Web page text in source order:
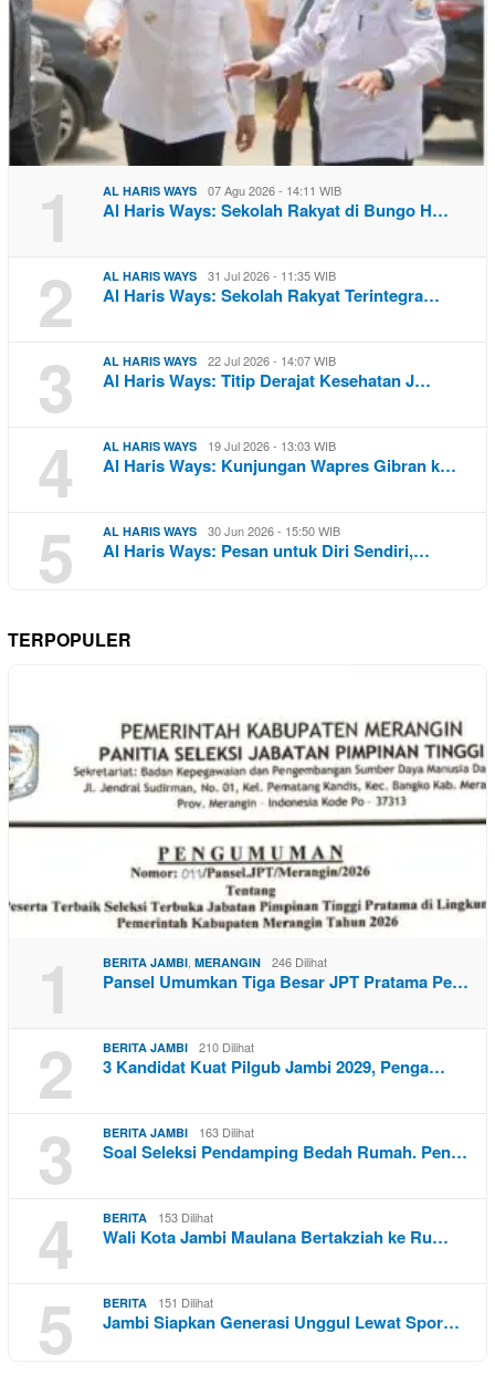
1 AL HARIS WAYS 07 Agu 2026 - 14:11 WIB
Al Haris Ways: Sekolah Rakyat di Bungo H…
2 AL HARIS WAYS 31 Jul 2026 - 11:35 WIB
Al Haris Ways: Sekolah Rakyat Terintegra…
3 AL HARIS WAYS 22 Jul 2026 - 14:07 WIB
Al Haris Ways: Titip Derajat Kesehatan J…
4 AL HARIS WAYS 19 Jul 2026 - 13:03 WIB
Al Haris Ways: Kunjungan Wapres Gibran k…
5 AL HARIS WAYS 30 Jun 2026 - 15:50 WIB
Al Haris Ways: Pesan untuk Diri Sendiri,…
TERPOPULER
1 BERITA JAMBI MERANGIN 246 Dilihat
Pansel Umumkan Tiga Besar JPT Pratama Pe…
2 BERITA JAMBI 210 Dilihat
3 Kandidat Kuat Pilgub Jambi 2029, Penga…
3 BERITA JAMBI 163 Dilihat
Soal Seleksi Pendamping Bedah Rumah. Pen…
4 BERITA 153 Dilihat
Wali Kota Jambi Maulana Bertakziah ke Ru…
5 BERITA 151 Dilihat
Jambi Siapkan Generasi Unggul Lewat Spor…